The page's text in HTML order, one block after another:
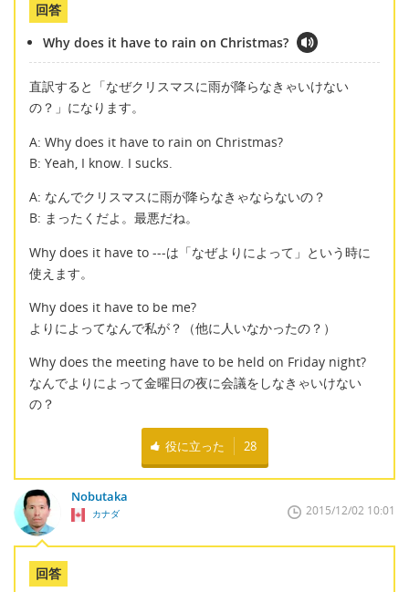
回答
Why does it have to rain on Christmas?
直訳すると「なぜクリスマスに雨が降らなきゃいけない
の？」になります。
A: Why does it have to rain on Christmas?
B: Yeah, I know. I sucks.
A: なんでクリスマスに雨が降らなきゃならないの？
B: まったくだよ。最悪だね。
Why does it have to ---は「なぜよりによって」という時に
使えます。
Why does it have to be me?
よりによってなんで私が？（他に人いなかったの？）
Why does the meeting have to be held on Friday night?
なんでよりによって金曜日の夜に会議をしなきゃいけない
の？
役に立った 28
Nobutaka
カナダ 2015/12/02 10:01
回答